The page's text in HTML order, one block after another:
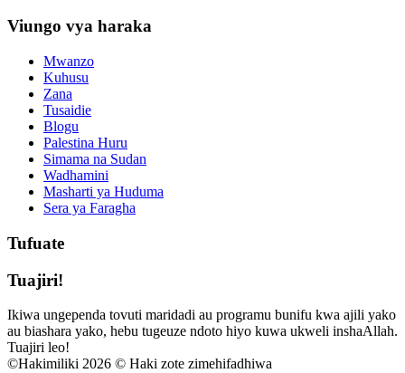
Viungo vya haraka
Mwanzo
Kuhusu
Zana
Tusaidie
Blogu
Palestina Huru
Simama na Sudan
Wadhamini
Masharti ya Huduma
Sera ya Faragha
Tufuate
Tuajiri!
Ikiwa ungependa tovuti maridadi au programu bunifu kwa ajili yako
au biashara yako, hebu tugeuze ndoto hiyo kuwa ukweli inshaAllah.
Tuajiri leo!
©Hakimiliki 2026 © Haki zote zimehifadhiwa